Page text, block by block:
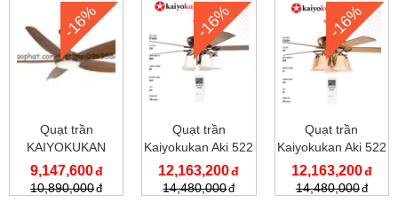
-16%
Quạt trần
KAIYOKUKAN
HIRO 219 OAK
9,147,600
10,890,000
-16%
Quạt trần
Kaiyokukan Aki 522
12,163,200
14,480,000
-16%
Quạt trần
Kaiyokukan Aki 522
G
12,163,200
14,480,000